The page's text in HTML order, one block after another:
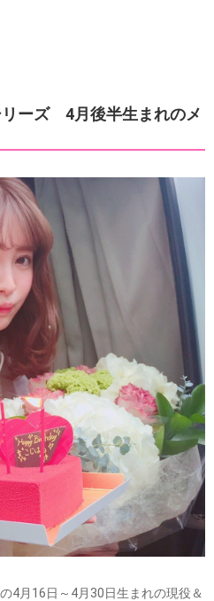
リーズ 4月後半生まれのメ
4月16日～4月30日生まれの現役＆